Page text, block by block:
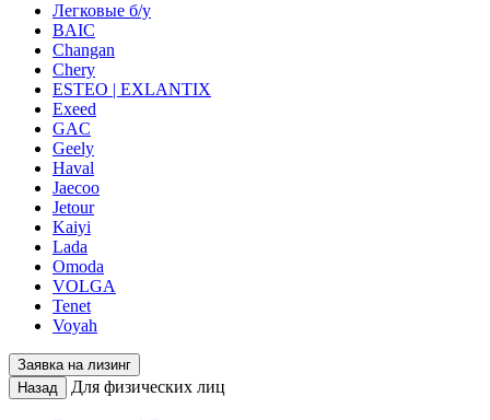
Легковые б/у
BAIC
Changan
Chery
ESTEO | EXLANTIX
Exeed
GAC
Geely
Haval
Jaecoo
Jetour
Kaiyi
Lada
Omoda
VOLGA
Tenet
Voyah
Заявка на лизинг
Назад
Для физических лиц